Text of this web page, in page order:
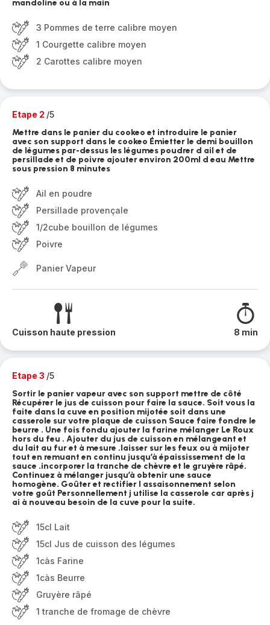
mandoline ou à la main
3 Pommes de terre calibre moyen
1 Courgette calibre moyen
2 Carottes calibre moyen
Etape 2 /5
Mettre dans le panier du cookeo et introduire le panier
avec son support dans le cookeo Émietter le demi bouillon
de légumes par-dessus les légumes poudrer d ail et de
persillade et de poivre ajouter environ 200ml d eau Mettre
sous pression 8 minutes
Ail en poudre
Persillade provençale
1/2cube bouillon de légumes
Poivre
Panier Vapeur
Cuisson haute pression 8 min
Etape 3 /5
Sortir le panier vapeur avec son support mettre de côté
Récupérer le jus de cuisson pour faire la sauce. Soit vous la
faite dans la cuve en position mijotée soit dans une
casserole sur votre plaque de cuisson Sauce faire fondre le
beurre . Une fois fondu ajouter la farine mélanger Le Roux
hors du feu . Ajouter du jus de cuisson en mélangeant et
du lait au fur et à mesure .laisser sur les feux ou à mijoter
tout en remuant en continu jusqu’à épaississement de la
sauce .incorporer la tranche de chèvre et le gruyère râpé.
Continuez à mélanger jusqu’à obtenir une sauce
homogène. Goûter et rectifier l assaisonnement selon
votre goût Personnellement j utilise la casserole car après j
ai à nouveau besoin de la cuve pour la suite.
15cl Lait
15cl Jus de cuisson des légumes
1càs Farine
1càs Beurre
Gruyère râpé
1 tranche de fromage de chèvre